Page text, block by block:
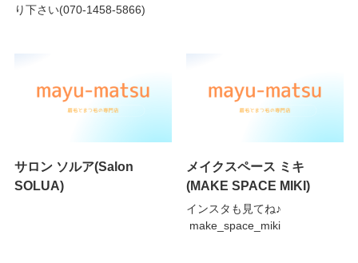
り下さい(070-1458-5866)
サロン ソルア(Salon
SOLUA)
メイクスペース ミキ
(MAKE SPACE MIKI)
インスタも見てね♪
make_space_miki